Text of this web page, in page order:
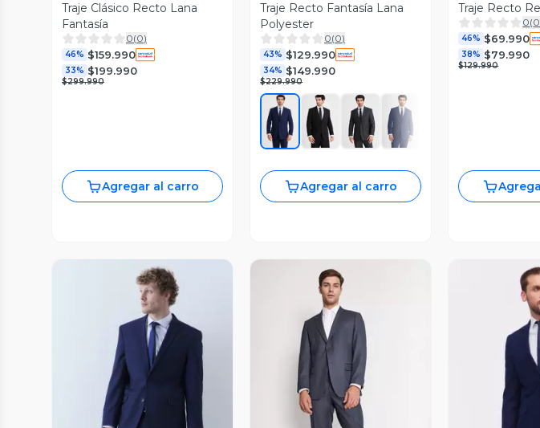
Traje Clásico Recto Lana
Fantasía
0(0)
46% $159.990
33% $199.990
$299.990
Agregar al carro
Traje Recto Fantasía Lana
Polyester
0(0)
43% $129.990
34% $149.990
$229.990
Agregar al carro
Traje Recto
0(0
46% $69.990
38% $79.990
$129.990
Vista Previa
Vista Previa